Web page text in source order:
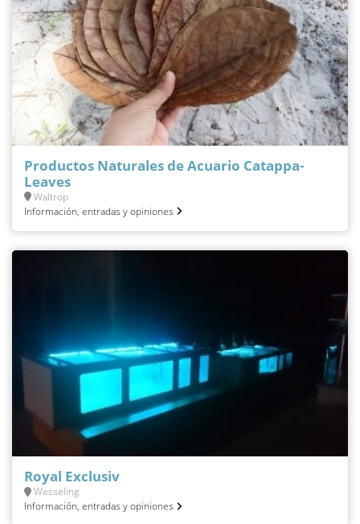
Productos Naturales de Acuario Catappa-
Leaves
Waltrop
Información, entradas y opiniones
Royal Exclusiv
Wesseling
Información, entradas y opiniones